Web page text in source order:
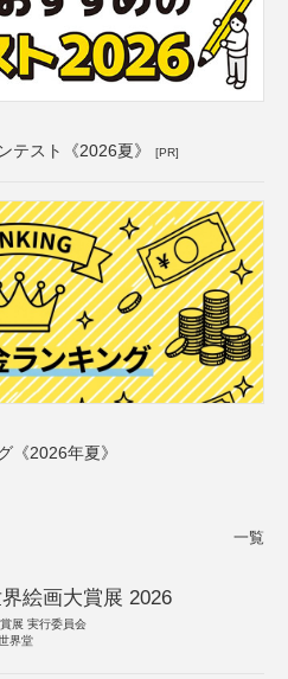
テスト《2026夏》 [PR]
《2026年夏》
一覧
絵画大賞展 2026
展 実行委員会
界堂